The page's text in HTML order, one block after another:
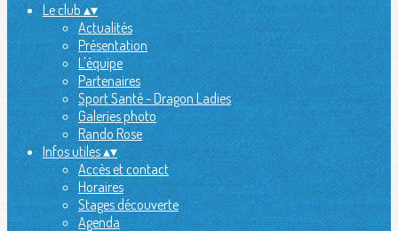
Le club▴▾
Actualités
Présentation
L'équipe
Partenaires
Sport Santé - Dragon Ladies
Galeries photo
Rando Rose
Infos utiles▴▾
Accès et contact
Horaires
Stages découverte
Agenda